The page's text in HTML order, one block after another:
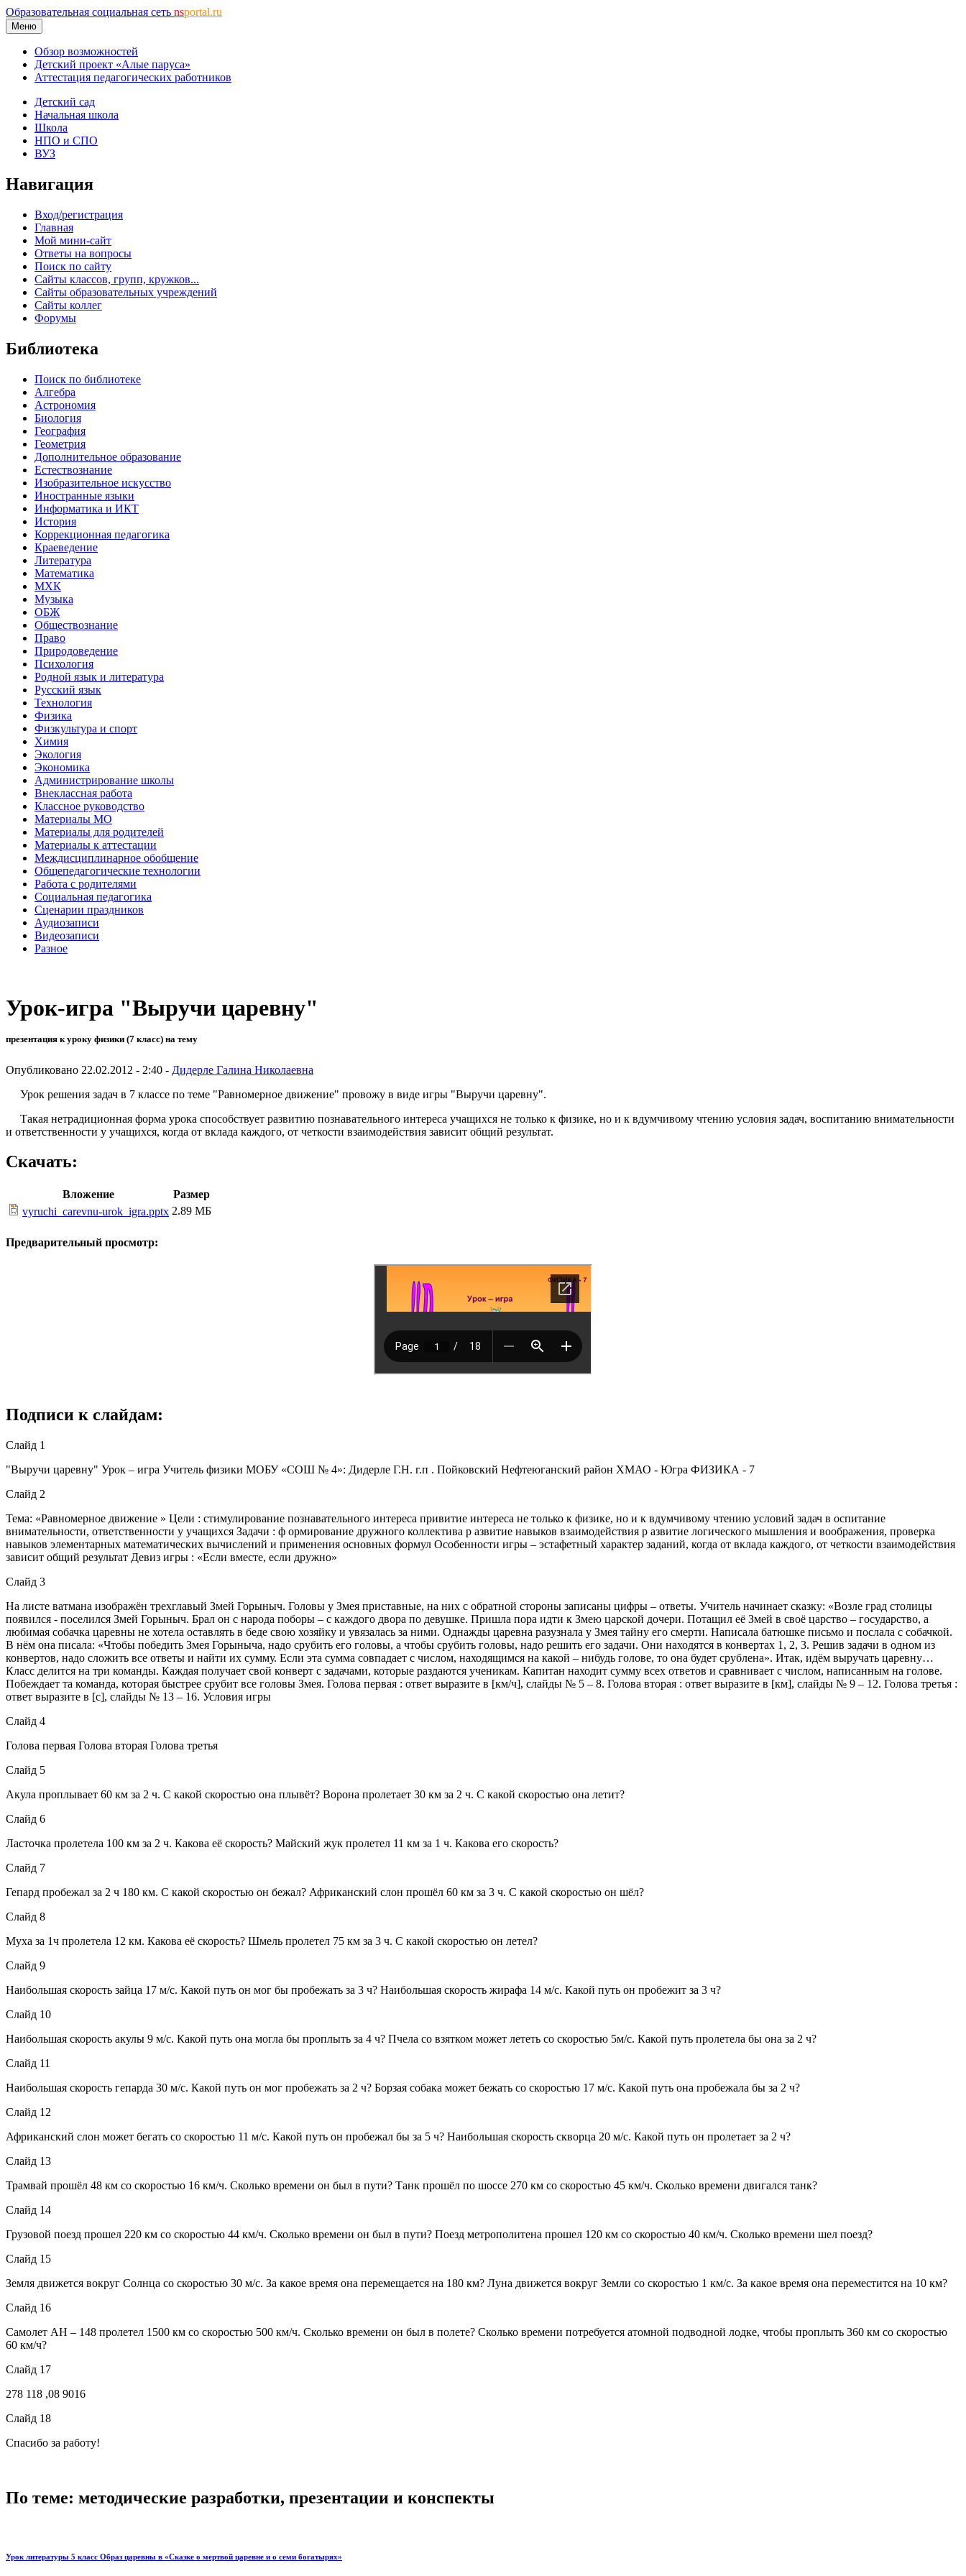
Образовательная социальная сеть nsportal.ru
Меню
Обзор возможностей
Детский проект «Алые паруса»
Аттестация педагогических работников
Детский сад
Начальная школа
Школа
НПО и СПО
ВУЗ
Навигация
Вход/регистрация
Главная
Мой мини-сайт
Ответы на вопросы
Поиск по сайту
Сайты классов, групп, кружков...
Сайты образовательных учреждений
Сайты коллег
Форумы
Библиотека
Поиск по библиотеке
Алгебра
Астрономия
Биология
География
Геометрия
Дополнительное образование
Естествознание
Изобразительное искусство
Иностранные языки
Информатика и ИКТ
История
Коррекционная педагогика
Краеведение
Литература
Математика
МХК
Музыка
ОБЖ
Обществознание
Право
Природоведение
Психология
Родной язык и литература
Русский язык
Технология
Физика
Физкультура и спорт
Химия
Экология
Экономика
Администрирование школы
Внеклассная работа
Классное руководство
Материалы МО
Материалы для родителей
Материалы к аттестации
Междисциплинарное обобщение
Общепедагогические технологии
Работа с родителями
Социальная педагогика
Сценарии праздников
Аудиозаписи
Видеозаписи
Разное
Урок-игра "Выручи царевну"
презентация к уроку физики (7 класс) на тему
Опубликовано 22.02.2012 - 2:40 - Дидерле Галина Николаевна
Урок решения задач в 7 классе по теме "Равномерное движение" провожу в виде игры "Выручи царевну".
Такая нетрадиционная форма урока способствует развитию познавательного интереса учащихся не только к физике, но и к вдумчивому чтению условия задач, воспитанию внимательности
и ответственности у учащихся, когда от вклада каждого, от четкости взаимодействия зависит общий результат.
Скачать:
Вложение
Размер
vyruchi_carevnu-urok_igra.pptx 2.89 МБ
Предварительный просмотр:
Подписи к слайдам:
Слайд 1
"Выручи царевну" Урок – игра Учитель физики МОБУ «СОШ № 4»: Дидерле Г.Н. г.п . Пойковский Нефтеюганский район ХМАО - Югра ФИЗИКА - 7
Слайд 2
Тема: «Равномерное движение » Цели : стимулирование познавательного интереса привитие интереса не только к физике, но и к вдумчивому чтению условий задач в оспитание
внимательности, ответственности у учащихся Задачи : ф ормирование дружного коллектива р азвитие навыков взаимодействия р азвитие логического мышления и воображения, проверка
навыков элементарных математических вычислений и применения основных формул Особенности игры – эстафетный характер заданий, когда от вклада каждого, от четкости взаимодействия
зависит общий результат Девиз игры : «Если вместе, если дружно»
Слайд 3
На листе ватмана изображён трехглавый Змей Горыныч. Головы у Змея приставные, на них с обратной стороны записаны цифры – ответы. Учитель начинает сказку: «Возле град столицы
появился - поселился Змей Горыныч. Брал он с народа поборы – с каждого двора по девушке. Пришла пора идти к Змею царской дочери. Потащил её Змей в своё царство – государство, а
любимая собачка царевны не хотела оставлять в беде свою хозяйку и увязалась за ними. Однажды царевна разузнала у Змея тайну его смерти. Написала батюшке письмо и послала с собачкой.
В нём она писала: «Чтобы победить Змея Горыныча, надо срубить его головы, а чтобы срубить головы, надо решить его задачи. Они находятся в конвертах 1, 2, 3. Решив задачи в одном из
конвертов, надо сложить все ответы и найти их сумму. Если эта сумма совпадает с числом, находящимся на какой – нибудь голове, то она будет срублена». Итак, идём выручать царевну…
Класс делится на три команды. Каждая получает свой конверт с задачами, которые раздаются ученикам. Капитан находит сумму всех ответов и сравнивает с числом, написанным на голове.
Побеждает та команда, которая быстрее срубит все головы Змея. Голова первая : ответ выразите в [км/ч], слайды № 5 – 8. Голова вторая : ответ выразите в [км], слайды № 9 – 12. Голова третья :
ответ выразите в [с], слайды № 13 – 16. Условия игры
Слайд 4
Голова первая Голова вторая Голова третья
Слайд 5
Акула проплывает 60 км за 2 ч. С какой скоростью она плывёт? Ворона пролетает 30 км за 2 ч. С какой скоростью она летит?
Слайд 6
Ласточка пролетела 100 км за 2 ч. Какова её скорость? Майский жук пролетел 11 км за 1 ч. Какова его скорость?
Слайд 7
Гепард пробежал за 2 ч 180 км. С какой скоростью он бежал? Африканский слон прошёл 60 км за 3 ч. С какой скоростью он шёл?
Слайд 8
Муха за 1ч пролетела 12 км. Какова её скорость? Шмель пролетел 75 км за 3 ч. С какой скоростью он летел?
Слайд 9
Наибольшая скорость зайца 17 м/с. Какой путь он мог бы пробежать за 3 ч? Наибольшая скорость жирафа 14 м/с. Какой путь он пробежит за 3 ч?
Слайд 10
Наибольшая скорость акулы 9 м/с. Какой путь она могла бы проплыть за 4 ч? Пчела со взятком может лететь со скоростью 5м/с. Какой путь пролетела бы она за 2 ч?
Слайд 11
Наибольшая скорость гепарда 30 м/с. Какой путь он мог пробежать за 2 ч? Борзая собака может бежать со скоростью 17 м/с. Какой путь она пробежала бы за 2 ч?
Слайд 12
Африканский слон может бегать со скоростью 11 м/с. Какой путь он пробежал бы за 5 ч? Наибольшая скорость скворца 20 м/с. Какой путь он пролетает за 2 ч?
Слайд 13
Трамвай прошёл 48 км со скоростью 16 км/ч. Сколько времени он был в пути? Танк прошёл по шоссе 270 км со скоростью 45 км/ч. Сколько времени двигался танк?
Слайд 14
Грузовой поезд прошел 220 км со скоростью 44 км/ч. Сколько времени он был в пути? Поезд метрополитена прошел 120 км со скоростью 40 км/ч. Сколько времени шел поезд?
Слайд 15
Земля движется вокруг Солнца со скоростью 30 м/с. За какое время она перемещается на 180 км? Луна движется вокруг Земли со скоростью 1 км/с. За какое время она переместится на 10 км?
Слайд 16
Самолет АН – 148 пролетел 1500 км со скоростью 500 км/ч. Сколько времени он был в полете? Сколько времени потребуется атомной подводной лодке, чтобы проплыть 360 км со скоростью
60 км/ч?
Слайд 17
278 118 ,08 9016
Слайд 18
Спасибо за работу!
По теме: методические разработки, презентации и конспекты
Урок литературы 5 класс Образ царевны в «Сказке о мертвой царевне и о семи богатырях»